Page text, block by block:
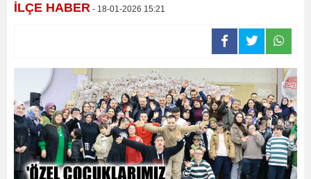
İLÇE HABER - 18-01-2026 15:21